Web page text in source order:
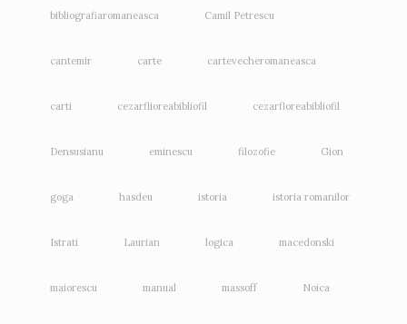
bibliografiaromaneasca Camil Petrescu
cantemir carte cartevecheromaneasca
carti cezarflioreabibliofil cezarfloreabibliofil
Densusianu eminescu filozofie Gion
goga hasdeu istoria istoria romanilor
Istrati Laurian logica macedonski
maiorescu manual massoff Noica